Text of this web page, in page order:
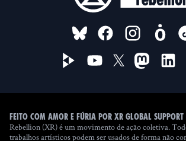
FOLLOW US ON
Feito com amor e fúria por XR Global Support
Rebellion (XR) é um movimento de ação coletiva.
trabalhos artísticos podem ser usados de forma não